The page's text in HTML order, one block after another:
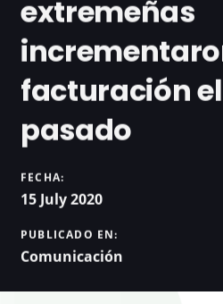
extremeñas
facturación
pasado
FECHA:
15 July 2020
PUBLICADO EN:
Comunicación